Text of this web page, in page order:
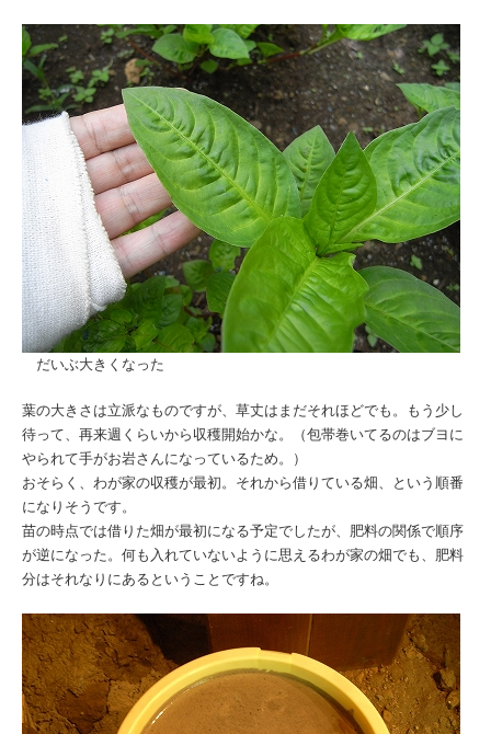
だいぶ大きくなった
葉の大きさは立派なものですが、草丈はまだそれほどでも。もう少し
待って、再来週くらいから収穫開始かな。（包帯巻いてるのはブヨに
やられて手がお岩さんになっているため。）
おそらく、わが家の収穫が最初。それから借りている畑、という順番
になりそうです。
苗の時点では借りた畑が最初になる予定でしたが、肥料の関係で順序
が逆になった。何も入れていないように思えるわが家の畑でも、肥料
分はそれなりにあるということですね。